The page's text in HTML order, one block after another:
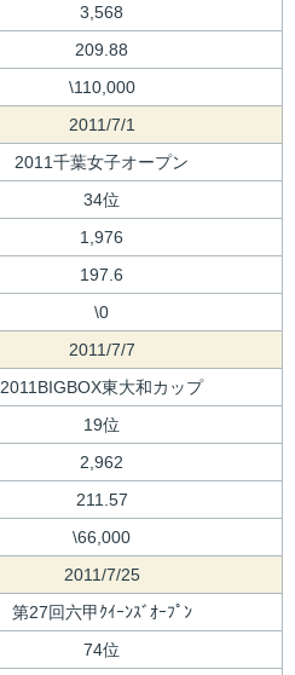
3,568
209.88
\110,000
2011/7/1
2011千葉女子オープン
34位
1,976
197.6
\0
2011/7/7
2011BIGBOX東大和カップ
19位
2,962
211.57
\66,000
2011/7/25
第27回六甲ｸｲｰﾝｽﾞｵｰﾌﾟﾝ
74位